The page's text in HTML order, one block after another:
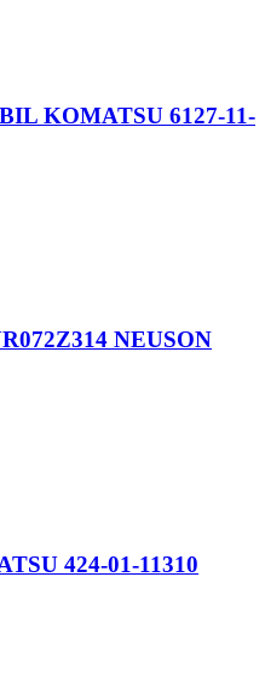
KOMATSU 6127-11-
NEUSON
424-01-11310